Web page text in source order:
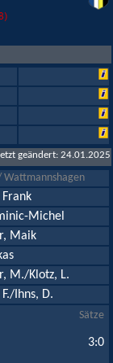
geändert: 24.01.2025
Wattmannshagen
Frank
Michel
Maik
M./Klotz, L.
Ihns, D.
Sätze
3:0